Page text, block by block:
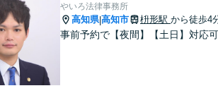
やいろ法律事務所
高知県|高知市 枡形駅 から徒歩4
事前予約で【夜間】【土日】対応